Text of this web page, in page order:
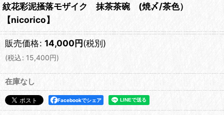
紋花彩泥掻落モザイク 抹茶茶碗 (焼〆/茶色）
【nicorico】
販売価格: 14,000円(税別)
(税込: 15,400円)
在庫なし
Facebookでシェア